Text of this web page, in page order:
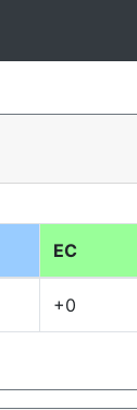
EC
+0